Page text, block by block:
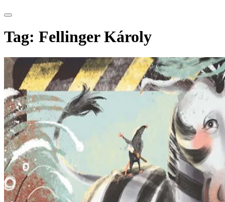
Tag: Fellinger Károly